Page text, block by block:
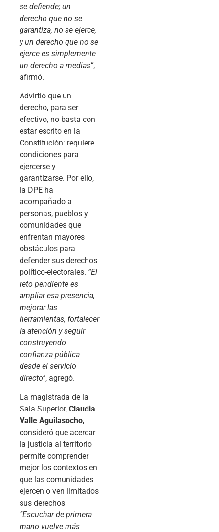
se defiende; un
derecho que no se
garantiza, no se ejerce,
y un derecho que no se
ejerce es simplemente
un derecho a medias”,
afirmó.
Advirtió que un
derecho, para ser
efectivo, no basta con
estar escrito en la
Constitución: requiere
condiciones para
ejercerse y
garantizarse. Por ello,
la DPE ha
acompañado a
personas, pueblos y
comunidades que
enfrentan mayores
obstáculos para
defender sus derechos
político-electorales. “El
reto pendiente es
ampliar esa presencia,
mejorar las
herramientas, fortalecer
la atención y seguir
construyendo
confianza pública
desde el servicio
directo”, agregó.
La magistrada de la
Sala Superior, Claudia
Valle Aguilasocho,
consideró que acercar
la justicia al territorio
permite comprender
mejor los contextos en
que las comunidades
ejercen o ven limitados
sus derechos.
“Escuchar de primera
mano vuelve más